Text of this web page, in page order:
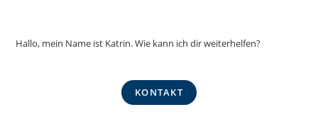
Hallo, mein Name ist Katrin. Wie kann ich dir weiterhelfen?
KONTAKT